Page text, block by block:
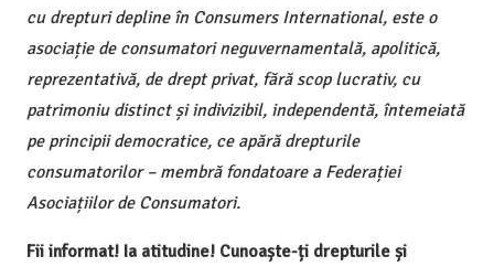
cu drepturi depline în Consumers International, este o
asociație de consumatori neguvernamentală, apolitică,
reprezentativă, de drept privat, fără scop lucrativ, cu
patrimoniu distinct și indivizibil, independentă, întemeiată
pe principii democratice, ce apără drepturile
consumatorilor – membră fondatoare a Federației
Asociațiilor de Consumatori.
Fii informat! Ia atitudine! Cunoaște-ți drepturile și